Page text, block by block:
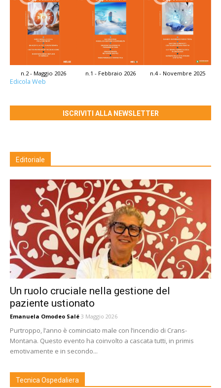
n.2 - Maggio 2026 n.1 - Febbraio 2026 n.4 - Novembre 2025
Edicola Web
ISCRIVITI ALLA NEWSLETTER
Editoriale
Un ruolo cruciale nella gestione del
paziente ustionato
Emanuela Omodeo Salé 3 Maggio 2026
Purtroppo, l’anno è cominciato male con l’incendio di Crans-
Montana. Questo evento ha coinvolto a cascata tutti, in primis
emotivamente e in secondo...
Tecnica Ospedaliera